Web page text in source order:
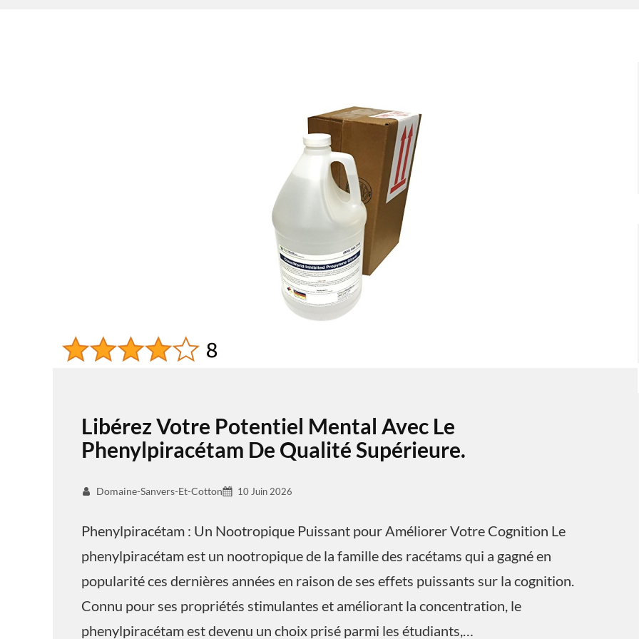
Libérez Votre Potentiel Mental Avec Le
Phenylpiracétam De Qualité Supérieure.
Domaine-Sanvers-Et-Cotton 10 Juin 2026
Phenylpiracétam : Un Nootropique Puissant pour Améliorer Votre Cognition Le
phenylpiracétam est un nootropique de la famille des racétams qui a gagné en
popularité ces dernières années en raison de ses effets puissants sur la cognition.
Connu pour ses propriétés stimulantes et améliorant la concentration, le
phenylpiracétam est devenu un choix prisé parmi les étudiants,…